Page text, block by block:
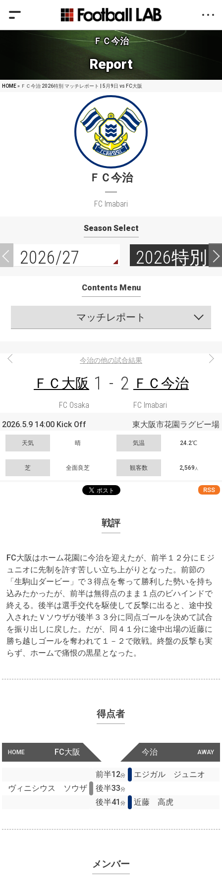
ＦＣ今治
Report
HOME» ＦＣ今治 2026特別 マッチレポート | 5月9日 vs FC大阪
ＦＣ今治
FC Imabari
Season Select
2026/27 2026特別
Contents Menu
マッチレポート
今治の他の試合結果
ＦＣ大阪 1 - 2 ＦＣ今治
FC Osaka FC Imabari
2026.5.9 14:00 Kick Off 東大阪市花園ラグビー場
天気 晴 気温 24.2℃
芝 全面良芝 観客数 2,569 人
RSS
戦評
FC大阪はホーム花園に今治を迎えたが、前半１２分にＥジ
ュニオに先制を許す苦しい立ち上がりとなった。前節の
「生駒山ダービー」で３得点を奪って勝利した勢いを持ち
込みたかったが、前半は無得点のまま１点のビハインドで
終える。後半は選手交代を駆使して反撃に出ると、途中投
入されたＶソウザが後半３３分に同点ゴールを決めて試合
を振り出しに戻した。だが、同４１分に途中出場の近藤に
勝ち越しゴールを奪われて１－２で敗戦。終盤の反撃も実
らず、ホームで痛恨の黒星となった。
得点者
HOME FC大阪 AWAY
今治
前半12分
エジガル ジュニオ
ヴィニシウス ソウザ
後半33分
後半41分 近藤 高虎
メンバー